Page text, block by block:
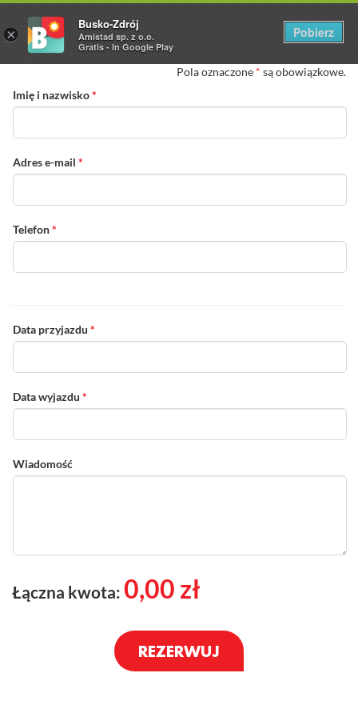
Pola oznaczone * są obowiązkowe.
Imię i nazwisko*
Adres e-mail *
Telefon*
Data przyjazdu *
Data wyjazdu *
Wiadomość
Łączna kwota: 0,00 zł
×
Busko-Zdrój
Amistad sp. z o.o.
Gratis - In Google Play
Pobierz